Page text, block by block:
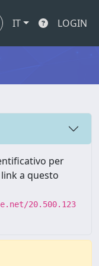
IT LOGIN
per
a questo
20.500.123